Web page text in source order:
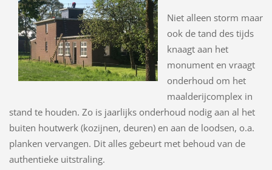
Niet alleen storm maar
ook de tand des tijds
knaagt aan het
monument en vraagt
onderhoud om het
maalderijcomplex in
stand te houden. Zo is jaarlijks onderhoud nodig aan al het
buiten houtwerk (kozijnen, deuren) en aan de loodsen, o.a.
planken vervangen. Dit alles gebeurt met behoud van de
authentieke uitstraling.